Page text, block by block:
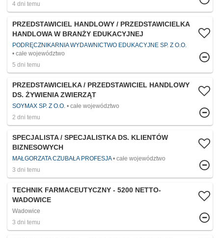
4 dni temu
PRZEDSTAWICIEL HANDLOWY / PRZEDSTAWICIELKA
HANDLOWA W BRANŻY EDUKACYJNEJ
PODRĘCZNIKARNIA WYDAWNICTWO EDUKACYJNE SP. Z O.O.
całe województwo
5 dni temu
PRZEDSTAWICIELKA / PRZEDSTAWICIEL HANDLOWY
DS. ŻYWIENIA ZWIERZĄT
SOYMAX SP. Z O.O.
całe województwo
2 dni temu
SPECJALISTA / SPECJALISTKA DS. KLIENTÓW
BIZNESOWYCH
MAŁGORZATA CZUBAŁA PROFESJA
całe województwo
3 dni temu
TECHNIK FARMACEUTYCZNY - 5200 NETTO-
WADOWICE
Wadowice
3 dni temu